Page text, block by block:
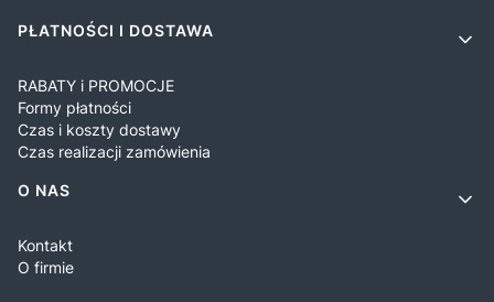
PŁATNOŚCI I DOSTAWA
RABATY i PROMOCJE
Formy płatności
Czas i koszty dostawy
Czas realizacji zamówienia
O NAS
Kontakt
O firmie